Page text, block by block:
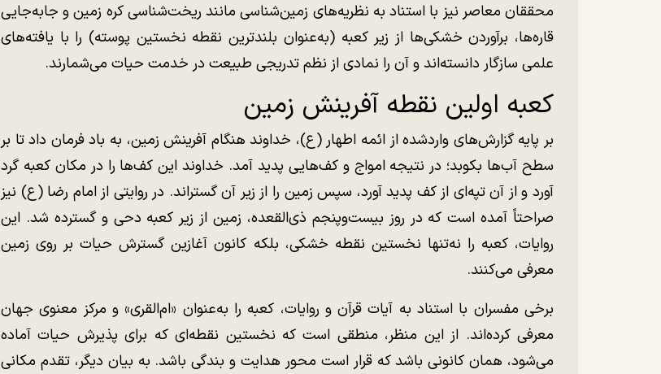
محققان معاصر نیز با استناد به نظریه‌های زمین‌شناسی مانند ریخت‌شناسی کره زمین و جابه‌جایی
قاره‌ها، برآوردن خشکی‌ها از زیر کعبه (به‌عنوان بلندترین نقطه نخستین پوسته) را با یافته‌های
علمی سازگار دانسته‌اند و آن را نمادی از نظم تدریجی طبیعت در خدمت حیات می‌شمارند.
کعبه اولین نقطه آفرینش زمین
بر پایه گزارش‌های واردشده از ائمه اطهار (ع)، خداوند هنگام آفرینش زمین، به باد فرمان داد تا بر
سطح آب‌ها بکوبد؛ در نتیجه امواج و کف‌هایی پدید آمد. خداوند این کف‌ها را در مکان کعبه گرد
آورد و از آن تپه‌ای از کف پدید آورد، سپس زمین را از زیر آن گستراند. در روایتی از امام رضا (ع) نیز
صراحتاً آمده است که در روز بیست‌وپنجم ذی‌القعده، زمین از زیر کعبه دحی و گسترده شد. این
روایات، کعبه را نه‌تنها نخستین نقطه خشکی، بلکه کانون آغازین گسترش حیات بر روی زمین
معرفی می‌کنند.
برخی مفسران با استناد به آیات قرآن و روایات، کعبه را به‌عنوان «ام‌القری» و مرکز معنوی جهان
معرفی کرده‌اند. از این منظر، منطقی است که نخستین نقطه‌ای که برای پذیرش حیات آماده
می‌شود، همان کانونی باشد که قرار است محور هدایت و بندگی باشد. به بیان دیگر، تقدم مکانی